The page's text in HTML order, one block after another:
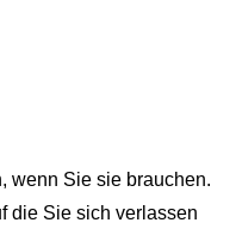
wenn Sie sie brauchen.
die Sie sich verlassen